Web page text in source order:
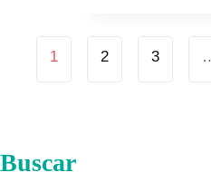
Page
1 2 3
Buscar